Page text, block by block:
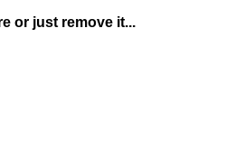
or just remove it...